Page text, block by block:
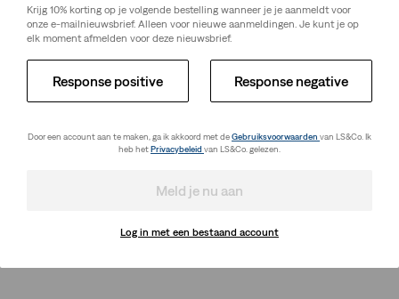
Krijg 10% korting op je volgende bestelling wanneer je je aanmeldt voor
onze e-mailnieuwsbrief. Alleen voor nieuwe aanmeldingen. Je kunt je op
elk moment afmelden voor deze nieuwsbrief.
Response positive Response negative
Door een account aan te maken, ga ik akkoord met deGebruiksvoorwaarden van LS&Co. Ik
heb hetPrivacybeleid van LS&Co. gelezen.
Meld je nu aan
Log in met een bestaand account